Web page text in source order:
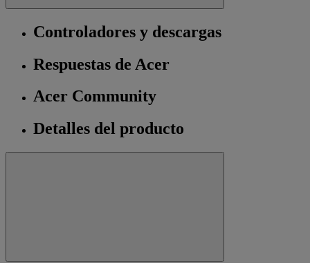
Controladores y descargas
Respuestas de Acer
Acer Community
Detalles del producto